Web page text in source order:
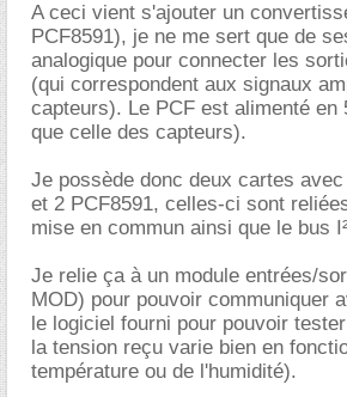
A ceci vient s'ajouter un
PCF8591), je ne me sert que de
analogique pour connecter les
(qui correspondent aux signaux
capteurs). Le PCF est alimenté en
que celle des capteurs).
Je possède donc deux cartes
et 2 PCF8591, celles-ci sont
mise en commun ainsi que le bus
Je relie ça à un module entrées/
MOD) pour pouvoir communiquer
le logiciel fourni pour pouvoir
la tension reçu varie bien en
température ou de l'humidité).